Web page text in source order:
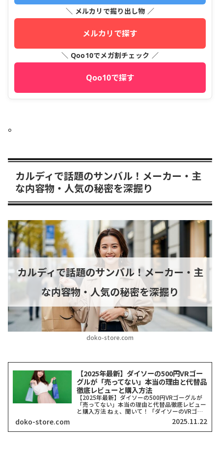
＼ メルカリで掘り出し物 ／
メルカリで探す
＼ Qoo10でメガ割チェック ／
Qoo10で探す
。
カルディで話題のサンバル！メーカー・主
な内容物・人気の秘密を深掘り
doko-store.com
カルディで話題のサンバル！メーカー・主
な内容物・人気の秘密を深掘り
【2025年最新】ダイソーの500円VRゴー
グルが「売ってない」本当の理由と代替品
徹底レビューと購入方法
【2025年最新】ダイソーの500円VRゴーグルが
「売ってない」本当の理由と代替品徹底レビュー
と購入方法 ねぇ、聞いて！「ダイソーのVRゴー
グル、どこにも売ってない！」って検索したそこ
のアナタ、同じ気持ちでここに来てくれましたよ
ね？一時期、...
doko-store.com 2025.11.22